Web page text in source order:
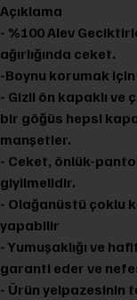
Açıklama
- %100 Alev
ağırlığında ceket.
-Boynu korumak
- Gizli ön kapaklı ve
bir göğüs hepsi
manşetler.
- Ceket, önlük-
giyilmelidir.
- Olağanüstü çoklu
yapabilir
- Yumuşaklığı ve
garanti eder ve
- Ürün yelpazesinin